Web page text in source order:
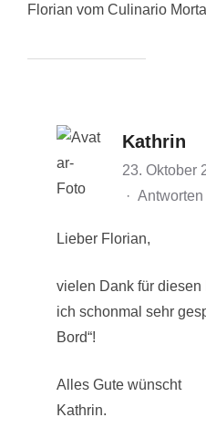
Florian vom Culinario
Kathrin
23. Oktober
· Antworten
Lieber Florian,
vielen Dank für diesen
ich schonmal sehr
Bord“!
Alles Gute wünscht
Kathrin.